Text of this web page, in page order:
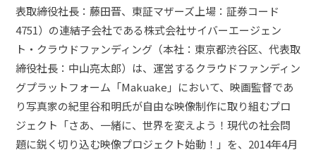
表取締役社長：藤田晋、東証マザーズ上場：証券コード
4751）の連結子会社である株式会社サイバーエージェン
ト・クラウドファンディング（本社：東京都渋谷区、代表取
締役社長：中山亮太郎）は、運営するクラウドファンディン
グプラットフォーム「Makuake」において、映画監督であ
り写真家の紀里谷和明氏が自由な映像制作に取り組むプロ
ジェクト「さあ、一緒に、世界を変えよう！現代の社会問
題に鋭く切り込む映像プロジェクト始動！」を、2014年4月